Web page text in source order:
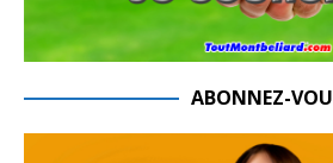
ABONNEZ-